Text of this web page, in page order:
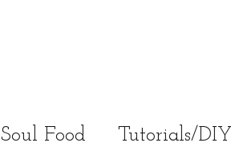
Soul Food Tutorials/DIY